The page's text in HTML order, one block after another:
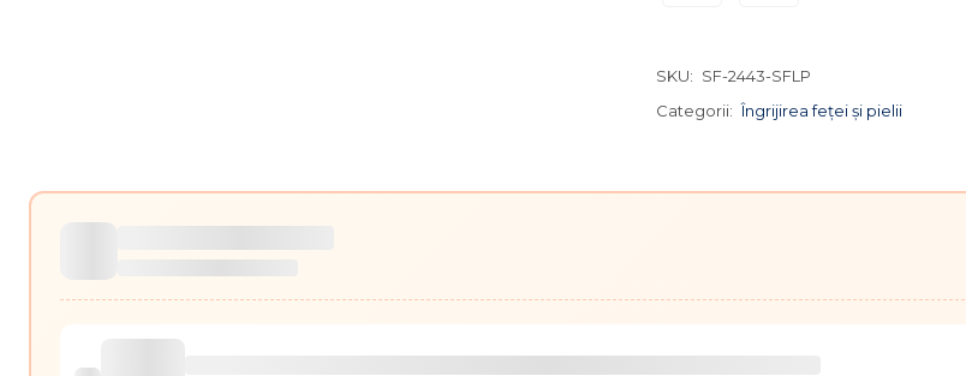
SKU: SF-2443-SFLP
Categorii: Îngrijirea feței și pielii